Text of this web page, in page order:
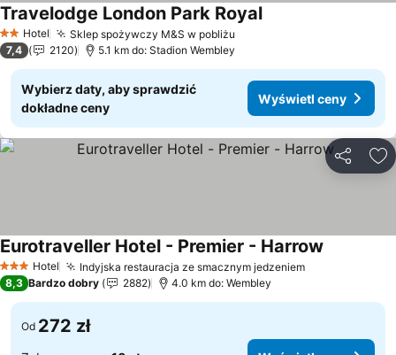
2 Kategoria
Hotel Sklep spożywczy M&S w pobliżu
Travelodge London Park RoyalWyświetl ceny
7,4 2120 5.1 km do: Stadion Wembley
Wybierz daty, aby sprawdzić
dokładne ceny
Wyświetl ceny
3 Kategoria
Hotel Indyjska restauracja ze smacznym jedzeniemWyświetl
Eurotraveller Hotel - Premier - Harrow
8,3 Bardzo dobry 2882 4.0 km do: Wembley
Od 272 zł